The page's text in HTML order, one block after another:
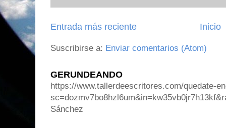
Entrada más reciente Inicio
Suscribirse a: Enviar comentarios (Atom)
GERUNDEANDO
https://www.tallerdeescritores.com/quedate-
Sánchez